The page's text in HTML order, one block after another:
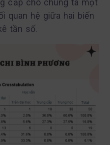
cấp cho chúng ta một
quan hệ giữa hai biến
tần số.